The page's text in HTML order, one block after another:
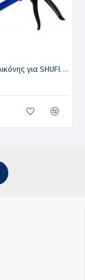
Πιστόλι Σιλικόνης για SHUFIT & SHUFILL 150 & 250ml